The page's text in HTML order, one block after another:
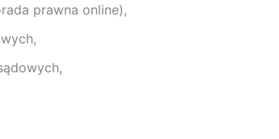
prawna online),